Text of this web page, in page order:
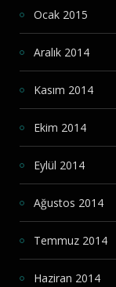
Ocak 2015
Aralık 2014
Kasım 2014
Ekim 2014
Eylül 2014
Ağustos 2014
Temmuz 2014
Haziran 2014